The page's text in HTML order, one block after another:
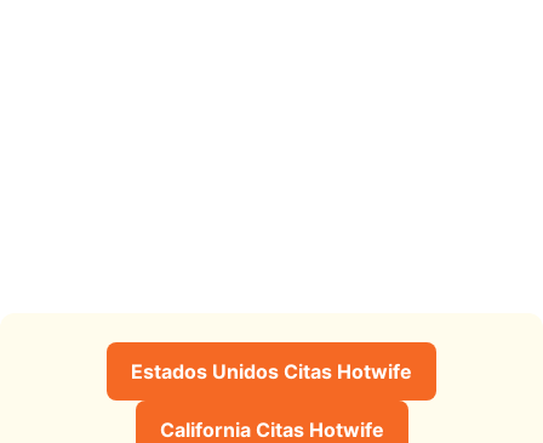
Estados Unidos Citas Hotwife
California Citas Hotwife